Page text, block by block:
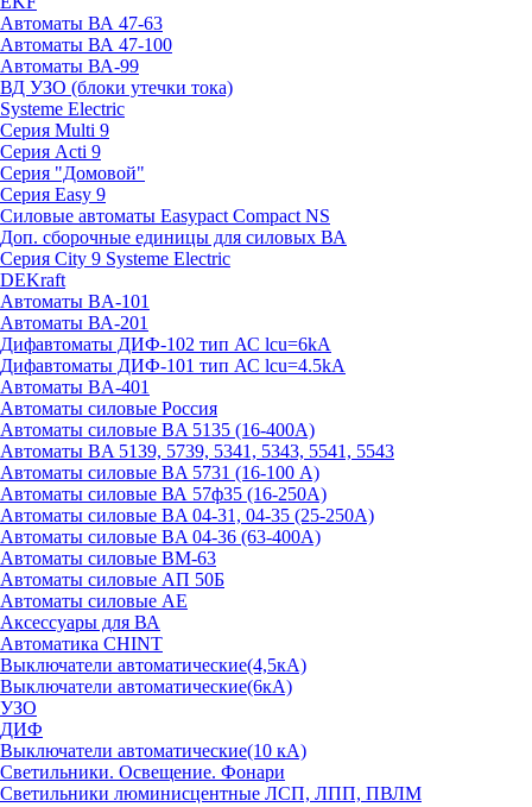
Автоматы ВА 47-63
Автоматы ВА 47-100
Автоматы ВА-99
ВД УЗО (блоки утечки тока)
Systeme Electric
Серия Multi 9
Серия Acti 9
Серия "Домовой"
Серия Easy 9
Силовые автоматы Easypact Compact NS
Доп. сборочные единицы для силовых ВА
Серия City 9 Systeme Electric
DEKraft
Автоматы BA-101
Автоматы ВА-201
Дифавтоматы ДИФ-102 тип АС lcu=6kA
Дифавтоматы ДИФ-101 тип АС lcu=4.5kA
Автоматы BA-401
Автоматы силовые Россия
Автоматы силовые BA 5135 (16-400А)
Автоматы BA 5139, 5739, 5341, 5343, 5541, 5543
Автоматы силовые BA 5731 (16-100 А)
Автоматы силовые ВА 57ф35 (16-250А)
Автоматы силовые BA 04-31, 04-35 (25-250А)
Автоматы силовые BA 04-36 (63-400А)
Автоматы силовые ВМ-63
Автоматы силовые АП 50Б
Автоматы силовые АЕ
Аксессуары для ВА
Автоматика CHINT
Выключатели автоматические(4,5кА)
Выключатели автоматические(6кА)
УЗО
ДИФ
Выключатели автоматические(10 кА)
Светильники. Освещение. Фонари
Светильники люминисцентные ЛСП, ЛПП, ПВЛМ